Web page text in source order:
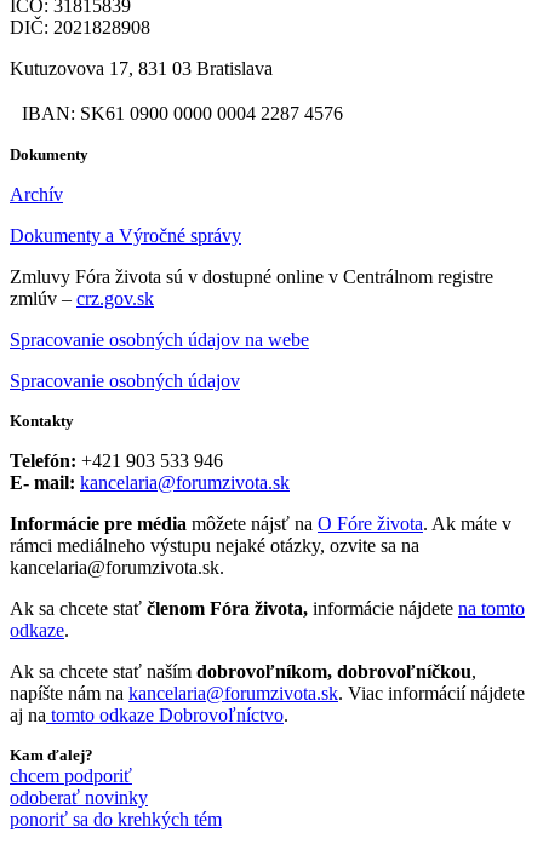
IČO: 31815839
DIČ: 2021828908
Kutuzovova 17, 831 03 Bratislava
IBAN: SK61 0900 0000 0004 2287 4576
Dokumenty
Archív
Dokumenty a Výročné správy
Zmluvy Fóra života sú v dostupné online v Centrálnom registre
zmlúv – crz.gov.sk
Spracovanie osobných údajov na webe
Spracovanie osobných údajov
Kontakty
Telefón: +421 903 533 946
E- mail: kancelaria@forumzivota.sk
Informácie pre média môžete nájsť na O Fóre života. Ak máte v
rámci mediálneho výstupu nejaké otázky, ozvite sa na
kancelaria@forumzivota.sk.
Ak sa chcete stať členom Fóra života, informácie nájdete na tomto
odkaze.
Ak sa chcete stať naším dobrovoľníkom, dobrovoľníčkou,
napíšte nám na kancelaria@forumzivota.sk. Viac informácií nájdete
aj na tomto odkaze Dobrovoľníctvo.
Kam ďalej?
chcem podporiť
odoberať novinky
ponoriť sa do krehkých tém